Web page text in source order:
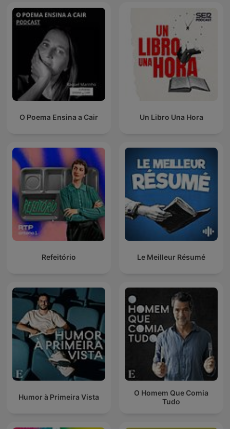
O Poema Ensina a Cair Un Libro Una Hora
Refeitório Le Meilleur Résumé
Humor à Primeira Vista
O Homem Que Comia
Tudo